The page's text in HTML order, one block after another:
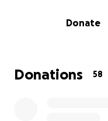
et d’avoir accès à
Donate
Donations 58